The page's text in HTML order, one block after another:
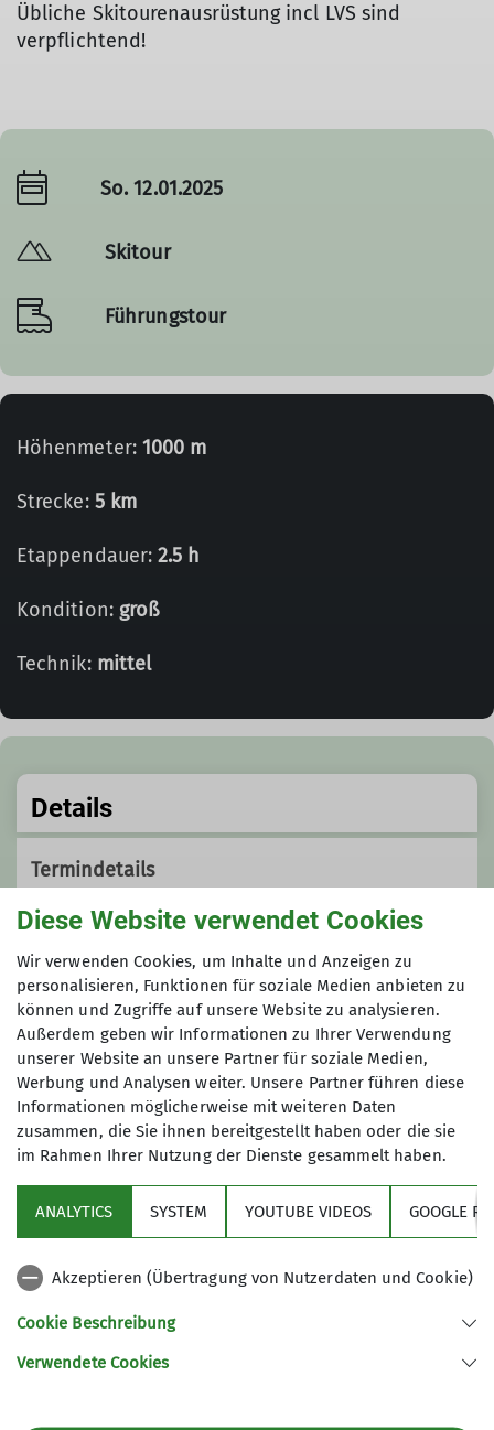
Übliche Skitourenausrüstung incl LVS sind
verpflichtend!
So. 12.01.2025
Skitour
Führungstour
Höhenmeter: 1000 m
Strecke: 5 km
Etappendauer:2.5 h
Kondition: groß
Technik: mittel
Details
Termindetails
So. 12.01.2025
Organisation
Martin S.
015152542027
martin.s@dav-goc.de
Qualifikationen
Trainer*in C Skibergsteigen
Sektion
80469 München
Diese Website verwendet Cookies
Wir verwenden Cookies, um Inhalte und Anzeigen zu
personalisieren, Funktionen für soziale Medien anbieten zu
können und Zugriffe auf unsere Website zu analysieren.
Außerdem geben wir Informationen zu Ihrer Verwendung
unserer Website an unsere Partner für soziale Medien,
Werbung und Analysen weiter. Unsere Partner führen diese
Informationen möglicherweise mit weiteren Daten
zusammen, die Sie ihnen bereitgestellt haben oder die sie
im Rahmen Ihrer Nutzung der Dienste gesammelt haben.
ANALYTICS SYSTEM YOUTUBE VIDEOS GOOGLE
Akzeptieren (Übertragung von Nutzerdaten und Cookie)
Cookie Beschreibung
Verwendete Cookies